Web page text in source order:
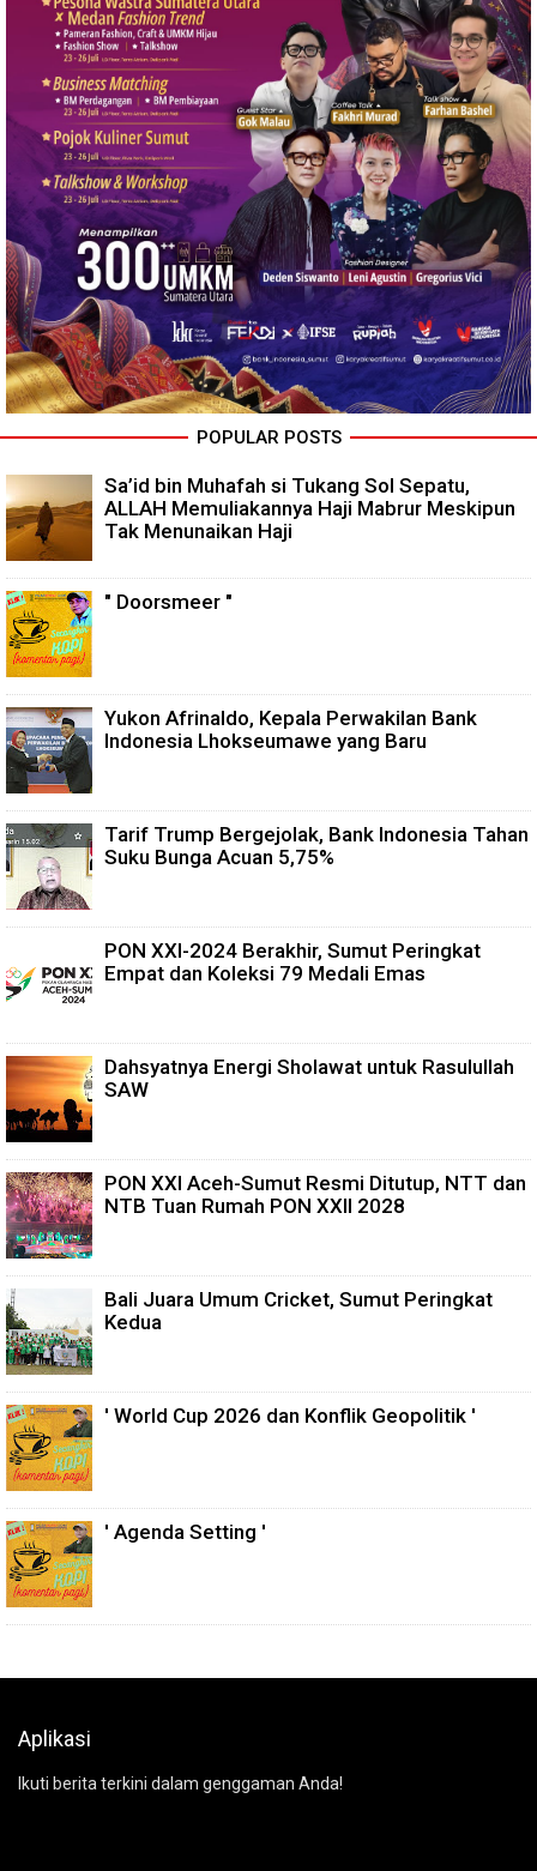
POPULAR POSTS
Sa’id bin Muhafah si Tukang Sol Sepatu,
ALLAH Memuliakannya Haji Mabrur Meskipun
Tak Menunaikan Haji
" Doorsmeer "
Yukon Afrinaldo, Kepala Perwakilan Bank
Indonesia Lhokseumawe yang Baru
Tarif Trump Bergejolak, Bank Indonesia Tahan
Suku Bunga Acuan 5,75%
PON XXI-2024 Berakhir, Sumut Peringkat
Empat dan Koleksi 79 Medali Emas
Dahsyatnya Energi Sholawat untuk Rasulullah
SAW
PON XXI Aceh-Sumut Resmi Ditutup, NTT dan
NTB Tuan Rumah PON XXII 2028
Bali Juara Umum Cricket, Sumut Peringkat
Kedua
' World Cup 2026 dan Konflik Geopolitik '
' Agenda Setting '
Aplikasi
Ikuti berita terkini dalam genggaman Anda!